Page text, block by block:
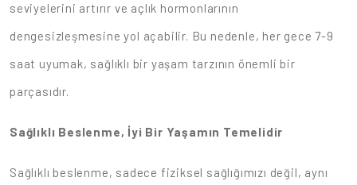
seviyelerini artırır ve açlık hormonlarının
dengesizleşmesine yol açabilir. Bu nedenle, her gece 7-9
saat uyumak, sağlıklı bir yaşam tarzının önemli bir
parçasıdır.
Sağlıklı Beslenme, İyi Bir Yaşamın Temelidir
Sağlıklı beslenme, sadece fiziksel sağlığımızı değil, aynı